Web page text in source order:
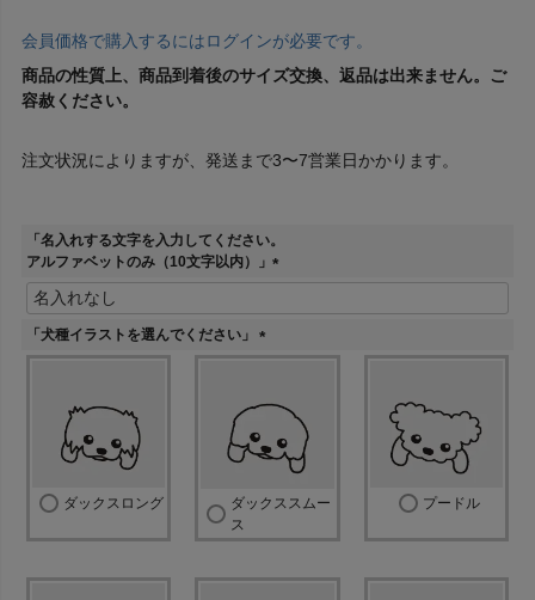
会員価格で購入するにはログインが必要です。
商品の性質上、商品到着後のサイズ交換、返品は出来ません。ご
容赦ください。
注文状況によりますが、発送まで3〜7営業日かかります。
「名入れする文字を入力してください。
アルファベットのみ（10文字以内）」
(
)
「犬種イラストを選んでください」
(
須
ダックスロング
ダックススムー
ス
プードル